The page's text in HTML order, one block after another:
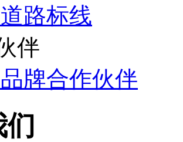
道路标线
伴
品牌合作伙伴